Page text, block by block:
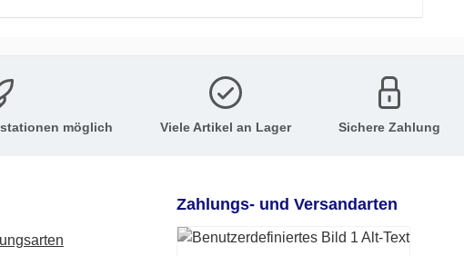
möglich Viele Artikel an Lager Sichere Zahlung
Zahlungs- und Versandarten